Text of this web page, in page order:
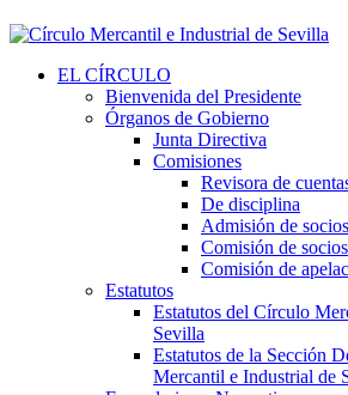
EL CÍRCULO
Bienvenida del Presidente
Órganos de Gobierno
Junta Directiva
Comisiones
Revisora de
De disciplina
Admisión de socios
Comisión de socios
Comisión de
Estatutos
Estatutos del Círculo
Sevilla
Estatutos de la Sección
Mercantil e Industrial de